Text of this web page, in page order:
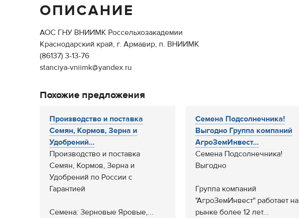
ОПИСАНИЕ
АОС ГНУ ВНИИМК Россельхозакадемии
Краснодарский край, г. Армавир, п. ВНИИМК
(86137) 3-13-76
stanciya-vniimk@yandex.ru
Похожие предложения
Производство и поставка
Семян, Кормов, Зерна и
Удобрений...
Производство и поставка
Семян, Кормов, Зерна и
Удобрений по России с
Гарантией
Семена: Зерновые Яровые,...
Семена Подсолнечника!
Выгодно Группа компаний
АгроЗемИнвест...
Семена Подсолнечника!
Выгодно
Группа компаний
"АгроЗемИнвест" работает на
рынке более 12 лет...